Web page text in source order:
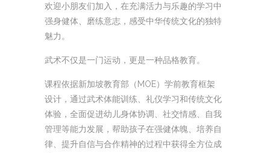
欢迎小朋友们加入，在充满活力与乐趣的学习中
强身健体、磨练意志，感受中华传统文化的独特
魅力。
武术不仅是一门运动，更是一种品格教育。
课程依据新加坡教育部（MOE）学前教育框架
设计，通过武术体能训练、礼仪学习和传统文化
体验，全面促进幼儿身体协调、社交情感、自我
管理等能力发展，帮助孩子在强健体魄、培养自
律、提升自信与合作精神的过程中获得全方位成